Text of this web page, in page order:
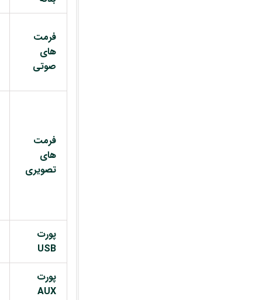
فرمت
های
صوتی
فرمت
های
تصویری
پورت
USB
پورت
AUX